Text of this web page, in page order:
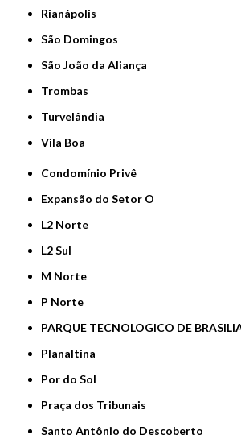
Rianápolis
São Domingos
São João da Aliança
Trombas
Turvelândia
Vila Boa
Condomínio Privê
Expansão do Setor O
L2 Norte
L2 Sul
M Norte
P Norte
PARQUE TECNOLOGICO DE
Planaltina
Por do Sol
Praça dos Tribunais
Santo Antônio do Descoberto